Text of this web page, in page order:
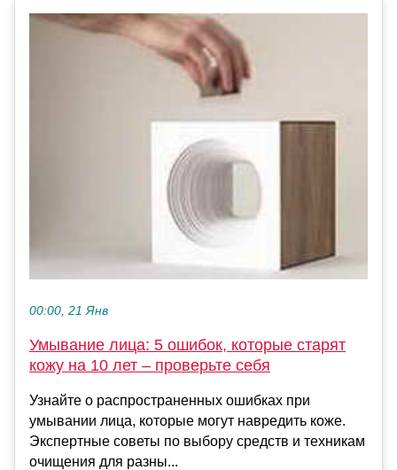
00:00, 21 Янв
Умывание лица: 5 ошибок, которые старят
кожу на 10 лет – проверьте себя
Узнайте о распространенных ошибках при
умывании лица, которые могут навредить коже.
Экспертные советы по выбору средств и техникам
очищения для разны...